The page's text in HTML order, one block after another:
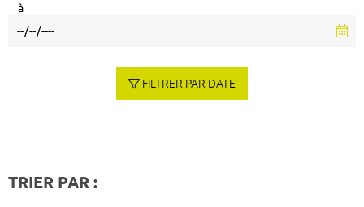
à
FILTRER PAR DATE
TRIER PAR :